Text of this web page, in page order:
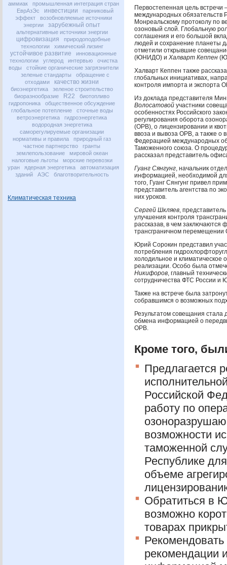
аммиак
промышленная интеграция стран
ЕврАзЭс
инвестиции
парниковый
эффект
возобновляемые источники
энергии
зарубежный опыт
альтернативные источники энергии
цифровизация
природоподобные
технологии
химический лизинг
устойчивое развитие
инновационные
технологии
углерод интервью
очистка
воды
стойкие органические загрязнители
зеленые стандарты
обращение с
отходами
качество жизни
биоэнергетика
зеленое строительство
биоразнообразие
R22
биотопливо
гидропоника
общественное обсуждение
глобальное потепление
сточные воды
ветроэнергетика
гидроэнергетика
водородная энергетика
саморегулируемые организации
нормативы и правила
природный газ
частное партнерство
гранты
землепользование
мировой океан
налоговые льготы
морские перевозки
уран
ядерная энергетика
автоматизация
зданий
АЭС благотворительность
Климатическая техника
Первостепенная цель встречи
международных обязательств
Монреальскому протоколу по
озоновый слой. Глобальную
соглашения и его большой
людей и сохранение планеты
отметили открывшие
(ЮНИДО) и Халварт Кеппен (
Халварт Кеппен также
глобальных инициативах,
контроля импорта и экспорта
Из доклада представителя
Волосатовой участники
особенностях Российского
регулирования оборота
(ОРВ), о лицензировании и
ввоза и вывоза ОРВ, а также о
Федерацией международных
Таможенного союза. О
рассказал представитель
Гуанг Сянгунг, начальник
информацией, необходимой
того, Гуанг Сянгунг привел
представитель агентства по
них уроков.
Сергей Шкляев,
улучшения контроля
рассказав, в чем заключаются
трансграничном перемещении
Юрий Сорокин представил
потребления
холодильное и климатическое
реализации. Особо была
Никифоров, главный
сотрудничества ФТС России и
Также на встрече была
собравшимся о возможных
Результатом совещания стала
обмена информацией о
ОРВ.
Кроме того,
Предлагается
Российской
работу по
возможности
таможенной
Республике
объеме
Обратиться в
возможно
товарах
рекомендации